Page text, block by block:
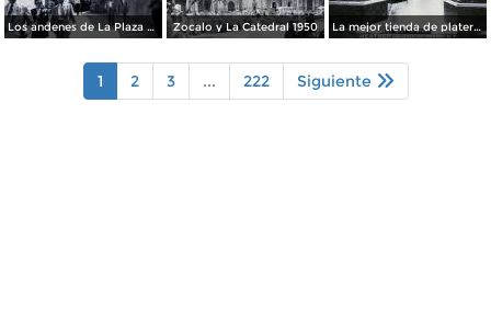
Los andenes de La Plaza de toros Ciudad de México 1950 Zocalo y La Catedral 1950 La mejor tienda de plateria.
1 2 3 ... 222 Siguiente